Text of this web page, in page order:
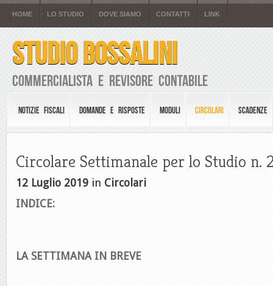
HOME LO STUDIO DOVE SIAMO CONTATTI LINK
STUDIO BOSSALINI
Commercialista e Revisore Contabile
NOTIZIE FISCALI DOMANDE E RISPOSTE MODULI CIRCOLARI SCADENZE
Circolare Settimanale per lo Studio n.
12 Luglio 2019 in Circolari
INDICE:
LA SETTIMANA IN BREVE